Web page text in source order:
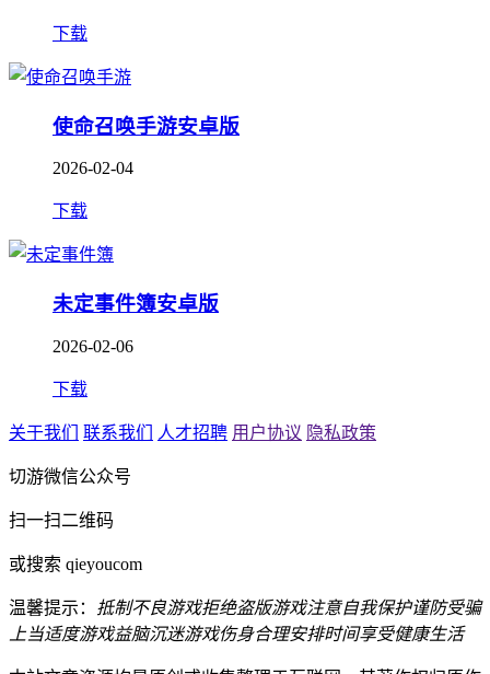
下载
使命召唤手游安卓版
2026-02-04
下载
未定事件簿安卓版
2026-02-06
下载
关于我们 联系我们 人才招聘 用户协议 隐私政策
切游微信公众号
扫一扫二维码
或搜索 qieyoucom
温馨提示： 抵制不良游戏拒绝盗版游戏注意自我保护谨防受骗
上当适度游戏益脑沉迷游戏伤身合理安排时间享受健康生活